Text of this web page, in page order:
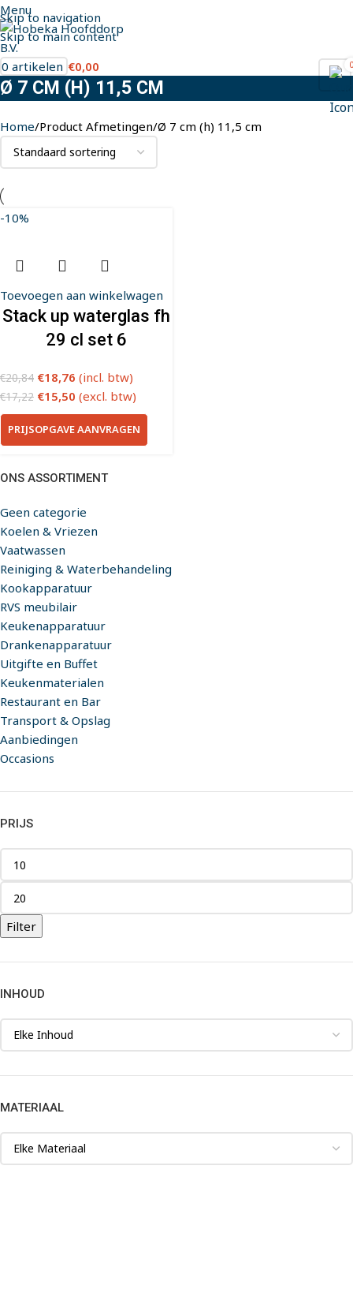
Skip to navigation
Skip to main content
Menu
0
0 artikelen €0,00
Ø 7 CM (H) 11,5 CM
ONS ASSORTIMENT
Geen categorie
Koelen & Vriezen
Vaatwassen
Reiniging & Waterbehandeling
Kookapparatuur
RVS meubilair
Keukenapparatuur
Drankenapparatuur
Uitgifte en Buffet
Keukenmaterialen
Restaurant en Bar
Transport & Opslag
Aanbiedingen
Occasions
PRIJS
Filter
INHOUD
MATERIAAL
Home Product Afmetingen Ø 7 cm (h) 11,5 cm
-10%
Toevoegen aan winkelwagen
Stack up waterglas fh
29 cl set 6
€20,84 €18,76 (incl. btw)
€17,22 €15,50 (excl. btw)
PRIJSOPGAVE AANVRAGEN